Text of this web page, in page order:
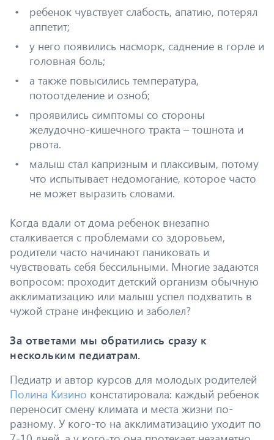
ребенок чувствует слабость, апатию, потерял
аппетит;
у него появились насморк, саднение в горле и
головная боль;
а также повысились температура,
потоотделение и озноб;
проявились симптомы со стороны
желудочно-кишечного тракта – тошнота и
рвота.
малыш стал капризным и плаксивым, потому
что испытывает недомогание, которое часто
не может выразить словами.
Когда вдали от дома ребенок внезапно
сталкивается с проблемами со здоровьем,
родители часто начинают паниковать и
чувствовать себя бессильными. Многие задаются
вопросом: проходит детский организм обычную
акклиматизацию или малыш успел подхватить в
чужой стране инфекцию и заболел?
За ответами мы обратились сразу к
нескольким педиатрам.
Педиатр и автор курсов для молодых родителей
Полина Кизино констатировала: каждый ребенок
переносит смену климата и места жизни по-
разному. У кого-то на акклиматизацию уходит по